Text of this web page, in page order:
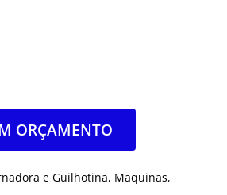
ORÇAMENTO
e Guilhotina, Maquinas,